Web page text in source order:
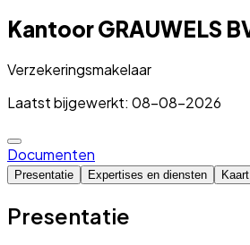
Kantoor GRAUWELS
Verzekeringsmakelaar
Laatst bijgewerkt: 08-08-2026
Documenten
Presentatie Expertises en diensten
Presentatie